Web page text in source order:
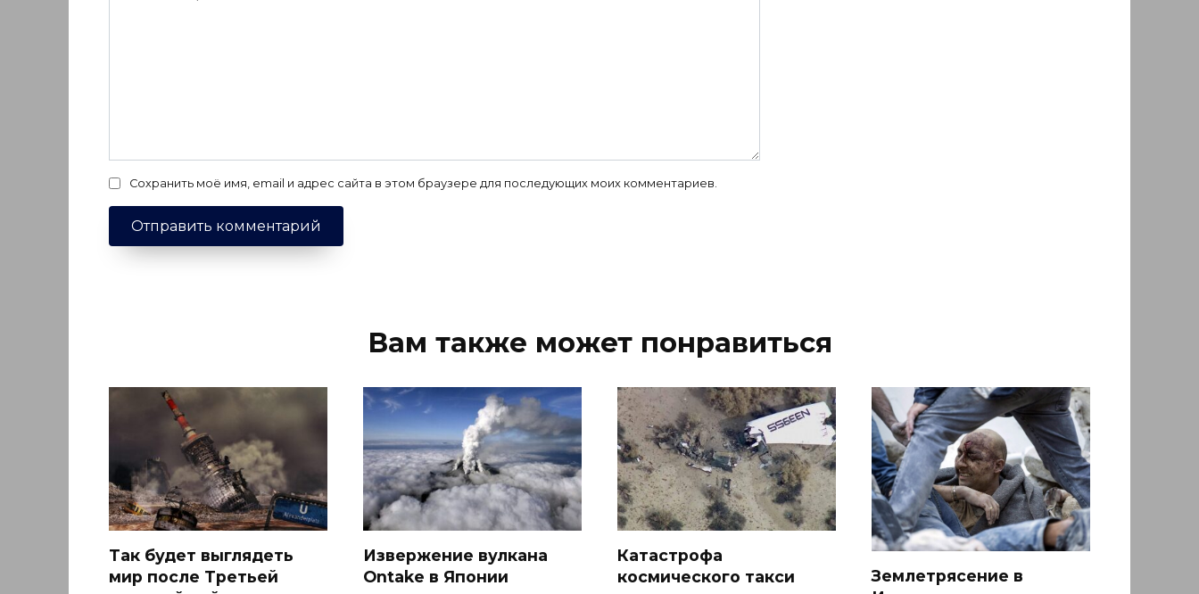
Сохранить моё имя, email и адрес сайта в этом браузере для последующих моих комментариев.
Вам также может понравиться
Так будет выглядеть
мир после Третьей
Извержение вулкана
Ontake в Японии
Катастрофа
космического такси
Землетрясение в